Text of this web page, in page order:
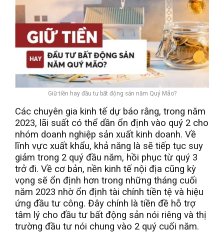
Giữ tiền hay đầu tư bất động sản năm Quý Mão?
Các chuyên gia kinh tế dự báo rằng, trong năm
2023, lãi suất có thể dần ổn định vào quý 2 cho
nhóm doanh nghiệp sản xuất kinh doanh. Về
lĩnh vực xuất khẩu, khả năng là sẽ tiếp tục suy
giảm trong 2 quý đầu năm, hồi phục từ quý 3
trở đi. Về cơ bản, nền kinh tế nội địa cũng kỳ
vọng sẽ ổn định hơn trong những tháng cuối
năm 2023 nhờ ổn định tài chính tiền tệ và hiệu
ứng đầu tư công. Đây chính là tiền đề hỗ trợ
tâm lý cho đầu tư bất động sản nói riêng và thị
trường đầu tư nói chung vào 2 quý cuối năm.